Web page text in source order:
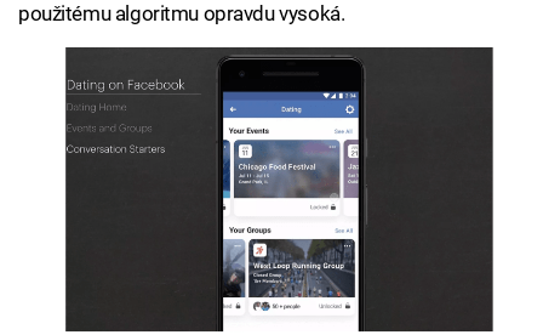
použitému algoritmu opravdu vysoká.